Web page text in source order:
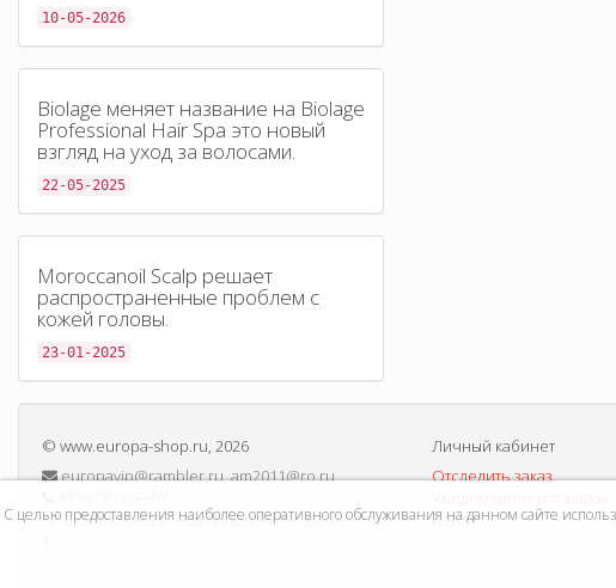
10-05-2026
Biolage меняет название на Biolage
Professional Hair Spa это новый
взгляд на уход за волосами.
22-05-2025
Moroccanoil Scalp решает
распространенные проблем с
кожей головы.
23-01-2025
© www.europa-shop.ru, 2026
europavip@rambler.ru, am2011@ro.ru
125130, Москва г, Клары Цеткин ул, дом 31, этаж
Личный кабинет
Отследить заказ
Войти
С целью предоставления наиболее оперативного обслуживания на данном сайте